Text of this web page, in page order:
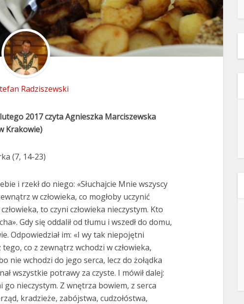
Radziszewski
2017 czyta Agnieszka Marciszewska
Krakowie)
(7, 14-23)
i rzekł do niego: «Słuchajcie Mnie wszyscy
w człowieka, co mogłoby uczynić
to czyni człowieka nieczystym. Kto
Gdy się oddalił od tłumu i wszedł do domu,
Odpowiedział im: «I wy tak niepojętni
co z zewnątrz wchodzi w człowieka,
nie wchodzi do jego serca, lecz do żołądka
wszystkie potrawy za czyste. I mówił dalej:
go nieczystym. Z wnętrza bowiem, z serca
kradzieże, zabójstwa, cudzołóstwa,